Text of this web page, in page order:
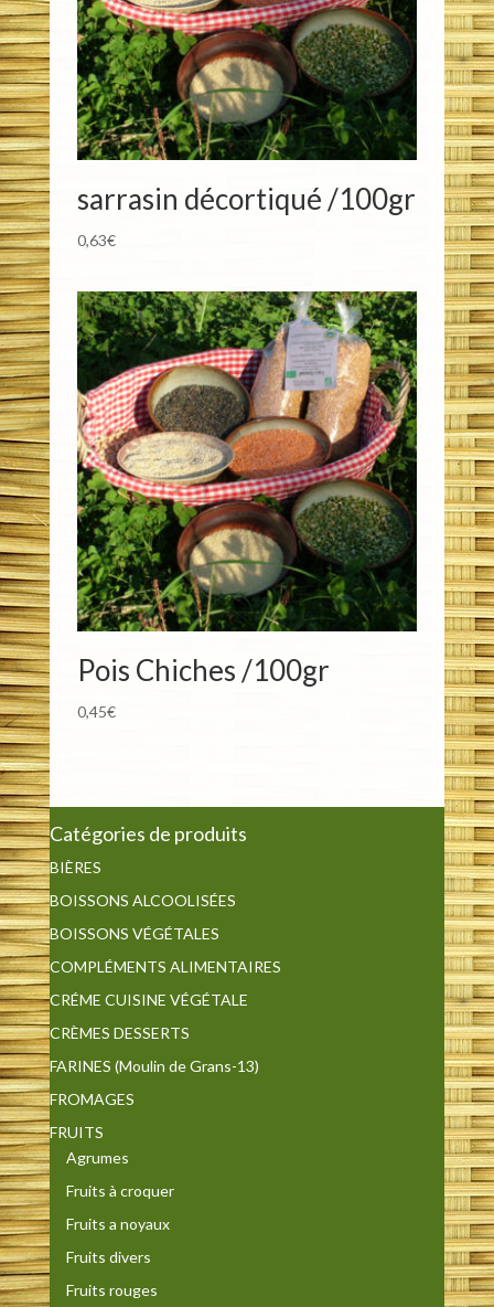
sarrasin décortiqué /100gr
0,63€
Pois Chiches /100gr
0,45€
Catégories de produits
BIÈRES
BOISSONS ALCOOLISÉES
BOISSONS VÉGÉTALES
COMPLÉMENTS ALIMENTAIRES
CRÉME CUISINE VÉGÉTALE
CRÈMES DESSERTS
FARINES (Moulin de Grans-13)
FROMAGES
FRUITS
Agrumes
Fruits à croquer
Fruits a noyaux
Fruits divers
Fruits rouges